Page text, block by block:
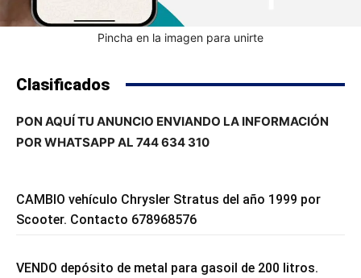
Pincha en la imagen para unirte
Clasificados
PON AQUÍ TU ANUNCIO ENVIANDO LA INFORMACIÓN
POR WHATSAPP AL 744 634 310
CAMBIO vehículo Chrysler Stratus del año 1999 por
Scooter. Contacto 678968576
VENDO depósito de metal para gasoil de 200 litros.